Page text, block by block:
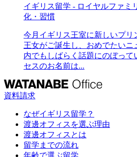
イギリス留学 - ロイヤルファミ
化・習慣
今月イギリス王室に新しいプリ
王女がご誕生し、おめでたいニ
内でもしばらく話題にのぼって
セスのお名前は...
資料請求
なぜイギリス留学？
渡邊オフィスを選ぶ理由
渡邊オフィスとは
留学までの流れ
年齢で選ぶ留学